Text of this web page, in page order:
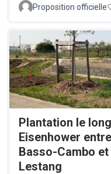
Proposition officielle
Plantation le
Eisenhower
Basso-Cambo
Lestang